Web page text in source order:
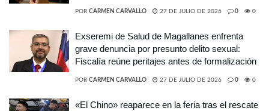
POR CARMEN CARVALLO 27 DE JULIO DE 2026 0 0
Exseremi de Salud de Magallanes enfrenta
grave denuncia por presunto delito sexual:
Fiscalía reúne peritajes antes de formalización
POR CARMEN CARVALLO 27 DE JULIO DE 2026 0 0
«El Chino» reaparece en la feria tras el rescate